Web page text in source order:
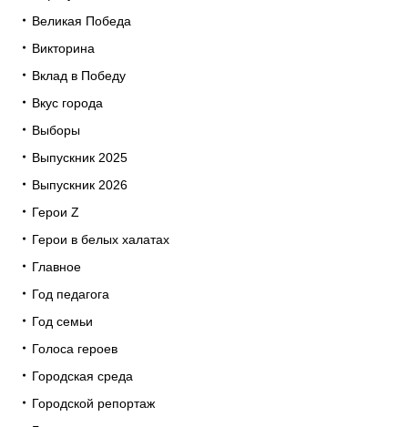
Великая Победа
Викторина
Вклад в Победу
Вкус города
Выборы
Выпускник 2025
Выпускник 2026
Герои Z
Герои в белых халатах
Главное
Год педагога
Год семьи
Голоса героев
Городская среда
Городской репортаж